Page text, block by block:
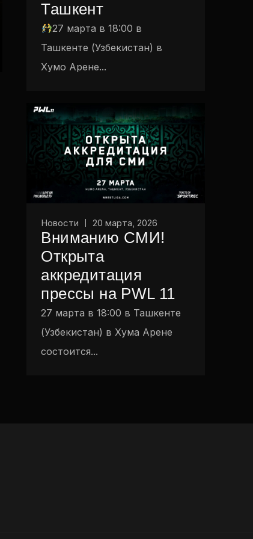
Ташкент
27 марта в 18:00 в
Ташкенте (Узбекистан) в
Хумо Арене...
Новости 20 марта, 2026
Вниманию СМИ!
Открыта
аккредитация
прессы на PWL 11
27 марта в 18:00 в Ташкенте
(Узбекистан) в Хума Арене
состоится...